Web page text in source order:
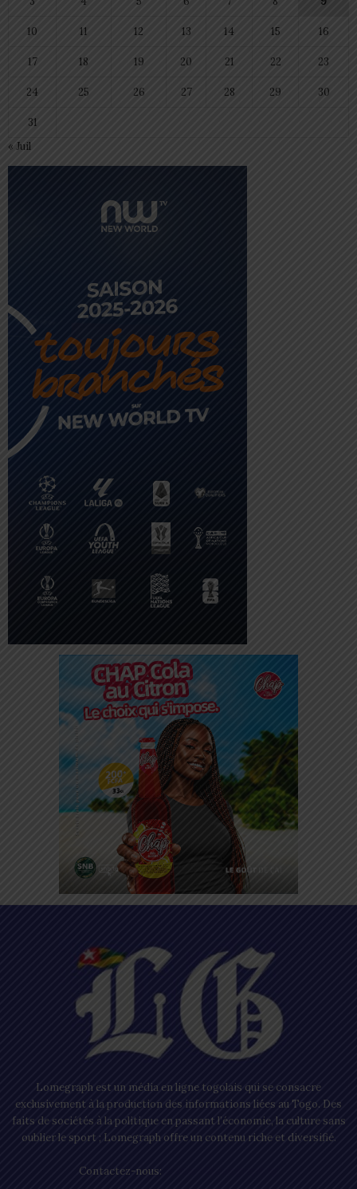
10 11 12 13 14 15 16
17 18 19 20 21 22 23
24 25 26 27 28 29 30
31
« Juil
Lomegraph est un média en ligne togolais qui se consacre
exclusivement à la production des informations liées au Togo. Des
faits de sociétés à la politique en passant l’économie, la culture sans
oublier le sport ; Lomegraph offre un contenu riche et diversifié.
Contactez-nous: